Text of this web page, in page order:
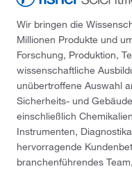
Wir bringen die
Millionen Produkte und
Forschung, Produktion,
wissenschaftliche
unübertroffene Auswahl
Sicherheits- und
einschließlich
Instrumenten,
hervorragende
branchenführendes